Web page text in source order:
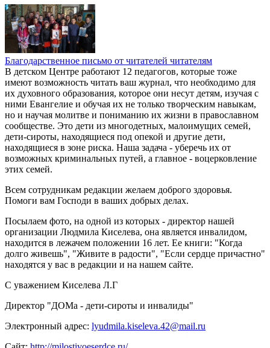
Благодарственное письмо от читателей читателям
В детском Центре работают 12 педагогов, которые тоже
имеют возможность читать ваш журнал, что необходимо для
их духовного образования, которое они несут детям, изучая с
ними Евангелие и обучая их не только творческим навыкам,
но и научая молитве и пониманию их жизни в православном
сообществе. Это дети из многодетных, малоимущих семей,
дети-сироты, находящиеся под опекой и другие дети,
находящиеся в зоне риска. Наша задача - уберечь их от
возможных криминальных путей, а главное - воцерковление
этих семей.
Всем сотрудникам редакции желаем доброго здоровья.
Помоги вам Господи в ваших добрых делах.
Посылаем фото, на одной из которых - директор нашей
организации Людмила Киселева, она является инвалидом,
находится в лежачем положении 16 лет. Ее книги: "Когда
долго живешь", "Живите в радости", "Если сердце причастно"
находятся у вас в редакции и на нашем сайте.
С уважением Киселева Л.Г
Директор "ДОМа - дети-сироты и инвалиды"
Электронный адрес: lyudmila.kiseleva.42@mail.ru